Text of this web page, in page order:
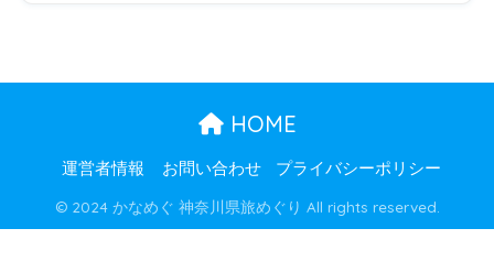
HOME
運営者情報 お問い合わせ プライバシーポリシー
© 2024 かなめぐ 神奈川県旅めぐり All rights reserved.